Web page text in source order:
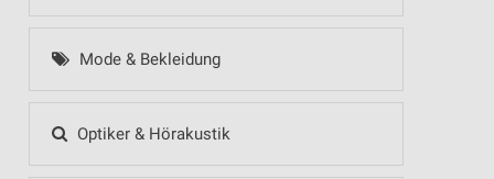
Mode & Bekleidung
Optiker & Hörakustik